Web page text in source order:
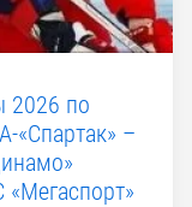
2026 по
«Спартак» –